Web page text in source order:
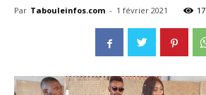
Par Tabouleinfos.com - 1 février 2021